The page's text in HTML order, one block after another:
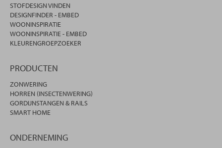
STOFDESIGN VINDEN
DESIGNFINDER - EMBED
WOONINSPIRATIE
WOONINSPIRATIE - EMBED
KLEURENGROEPZOEKER
PRODUCTEN
ZONWERING
HORREN (INSECTENWERING)
GORDIJNSTANGEN & RAILS
SMART HOME
ONDERNEMING